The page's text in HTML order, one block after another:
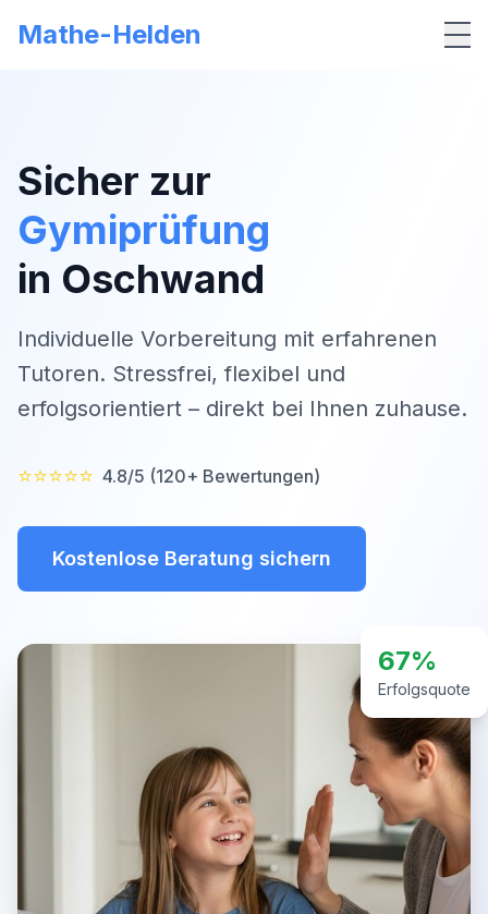
Mathe-Helden
Sicher zur
Gymiprüfung
in Oschwand
Individuelle Vorbereitung mit erfahrenen
Tutoren. Stressfrei, flexibel und
erfolgsorientiert – direkt bei Ihnen zuhause.
⭐⭐⭐⭐⭐ 4.8/5 (120+ Bewertungen)
Kostenlose Beratung sichern
67%
Erfolgsquote